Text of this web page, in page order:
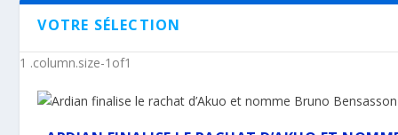
VOTRE SÉLECTION